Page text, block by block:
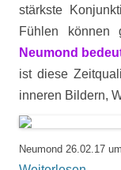
stärkste
Fühlen können
Neumond
ist diese
inneren Bildern,
Neumond 26.02.17